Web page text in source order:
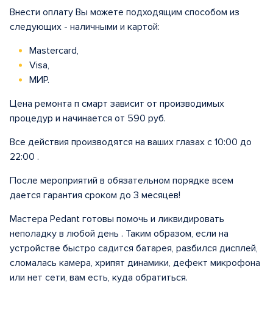
Внести оплату Вы можете подходящим способом из
следующих - наличными и картой:
Mastercard,
Visa,
МИР.
Цена ремонта п смарт зависит от производимых
процедур и начинается от 590 руб.
Все действия производятся на ваших глазах с 10:00 до
22:00 .
После мероприятий в обязательном порядке всем
дается гарантия сроком до 3 месяцев!
Мастера Pedant готовы помочь и ликвидировать
неполадку в любой день . Таким образом, если на
устройстве быстро садится батарея, разбился дисплей,
сломалась камера, хрипят динамики, дефект микрофона
или нет сети, вам есть, куда обратиться.